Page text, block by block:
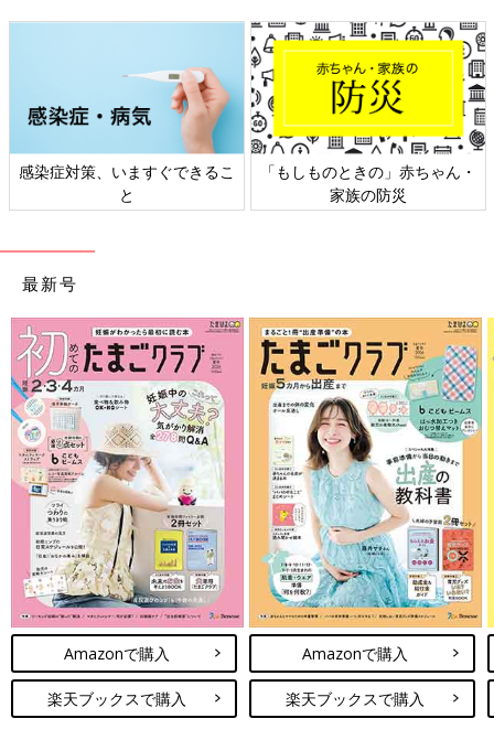
日本外来小児科学会リーフレッ
ト検討会
六星占術 細木かおりさんの人生
相談
最新号
Amazonで購入
楽天ブックスで購入
Amazonで購入
楽天ブックスで購入